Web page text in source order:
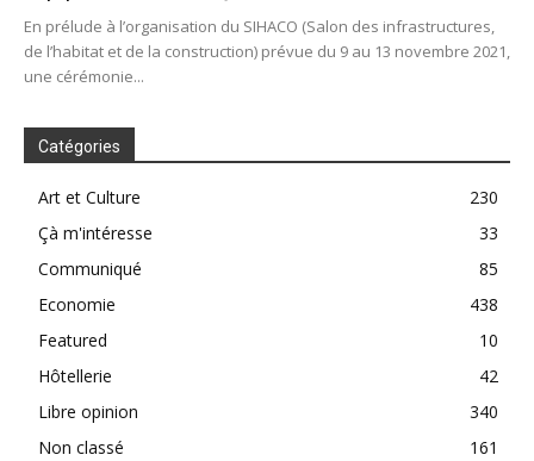
En prélude à l’organisation du SIHACO (Salon des infrastructures,
de l’habitat et de la construction) prévue du 9 au 13 novembre 2021,
une cérémonie...
Catégories
Art et Culture
230
Çà m'intéresse
33
Communiqué
85
Economie
438
Featured
10
Hôtellerie
42
Libre opinion
340
Non classé
161